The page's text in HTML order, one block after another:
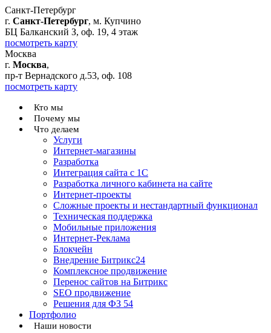
Санкт-Петербург
г. Санкт-Петербург, м. Купчино
БЦ Балканский З, оф. 19, 4 этаж
посмотреть карту
Москва
г. Москва,
пр-т Вернадского д.53, оф. 108
посмотреть карту
Кто мы
Почему мы
Что делаем
Услуги
Интернет-магазины
Разработка
Интеграция сайта с 1С
Разработка личного кабинета на сайте
Интернет-проекты
Сложные проекты и нестандартный функционал
Teхническая поддержка
Мобильные приложения
Интернет-Реклама
Блокчейн
Внедрение Битрикс24
Комплексное продвижение
Перенос сайтов на Битрикс
SEO продвижение
Решения для ФЗ 54
Портфолио
Наши новости